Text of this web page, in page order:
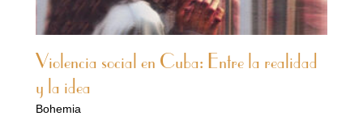
Violencia social en Cuba: Entre la realidad
y la idea
Bohemia